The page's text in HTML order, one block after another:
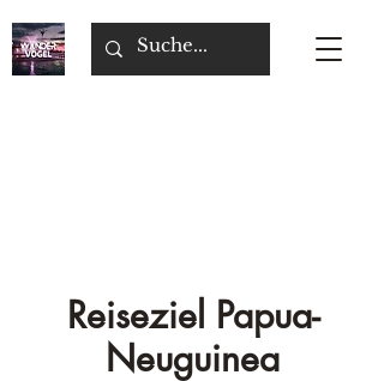
Reiseziel Papua-
Neuguinea